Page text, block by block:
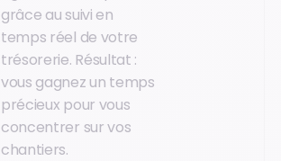
grâce au suivi en
temps réel de votre
trésorerie. Résultat :
vous gagnez un temps
précieux pour vous
concentrer sur vos
chantiers.